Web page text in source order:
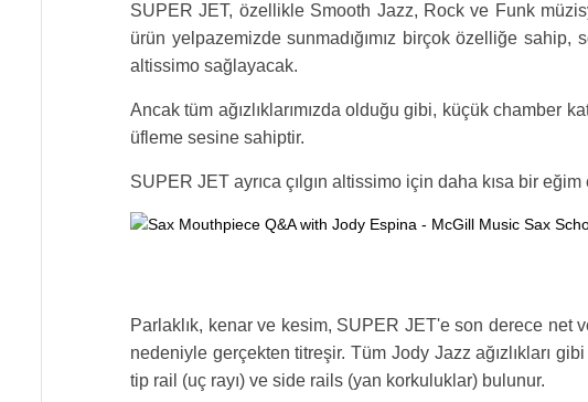
SUPER JET, özellikle Smooth Jazz, Rock ve Funk
ürün yelpazemizde sunmadığımız birçok özelliğe
altissimo sağlayacak.
Ancak tüm ağızlıklarımızda olduğu gibi, küçük chamber
üfleme sesine sahiptir.
SUPER JET ayrıca çılgın altissimo için daha kısa bir
Parlaklık, kenar ve kesim, SUPER JET'e son derece net
nedeniyle gerçekten titreşir. Tüm Jody Jazz ağızlıkları
tip rail (uç rayı) ve side rails (yan korkuluklar) bulunur.